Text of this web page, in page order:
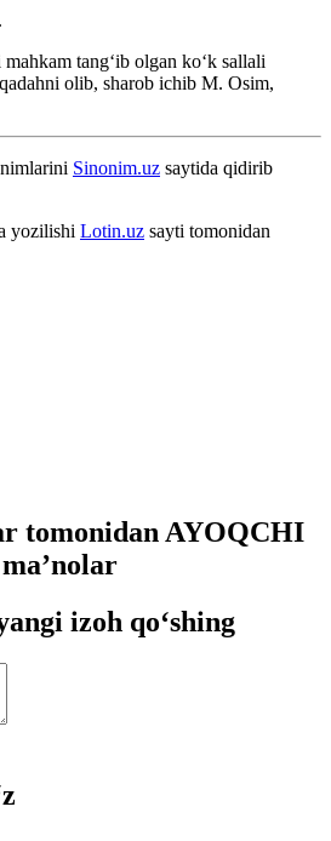
tangʻib olgan koʻk sallali
olib, sharob ichib M. Osim,
Sinonim.uz saytida qidirib
yozilishi Lotin.uz sayti tomonidan
tomonidan AYOQCHI
izoh qo‘shing